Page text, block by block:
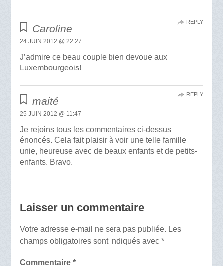
Caroline
24 JUIN 2012 @ 22:27
J’admire ce beau couple bien devoue aux
Luxembourgeois!
REPLY
maité
25 JUIN 2012 @ 11:47
Je rejoins tous les commentaires ci-dessus
énoncés. Cela fait plaisir à voir une telle famille
unie, heureuse avec de beaux enfants et de petits-
enfants. Bravo.
REPLY
Laisser un commentaire
Votre adresse e-mail ne sera pas publiée. Les
champs obligatoires sont indiqués avec *
Commentaire *